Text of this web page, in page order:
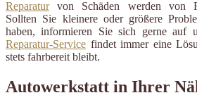
Reparaturvon Schäden werden von
Sollten Sie kleinere oder größere
haben, informieren Sie sich gerne auf
Reparatur-Service findet immer eine
stets fahrbereit bleibt.
Autowerkstatt in Ihrer